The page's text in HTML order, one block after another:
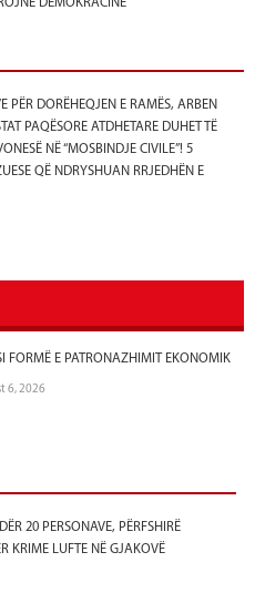
DEMOKRACINË
PËR DORËHEQJEN E RAMËS, ARBEN
PAQËSORE ATDHETARE DUHET TË
NË “MOSBINDJE CIVILE”! 5
QË NDRYSHUAN RRJEDHËN E
FORMË E PATRONAZHIMIT EKONOMIK
6, 2026
20 PERSONAVE, PËRFSHIRË
KRIME LUFTE NË GJAKOVË